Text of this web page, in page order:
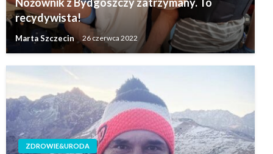
recydywista!
Marta Szczecin 26 czerwca 2022
ZDROWIE&URODA